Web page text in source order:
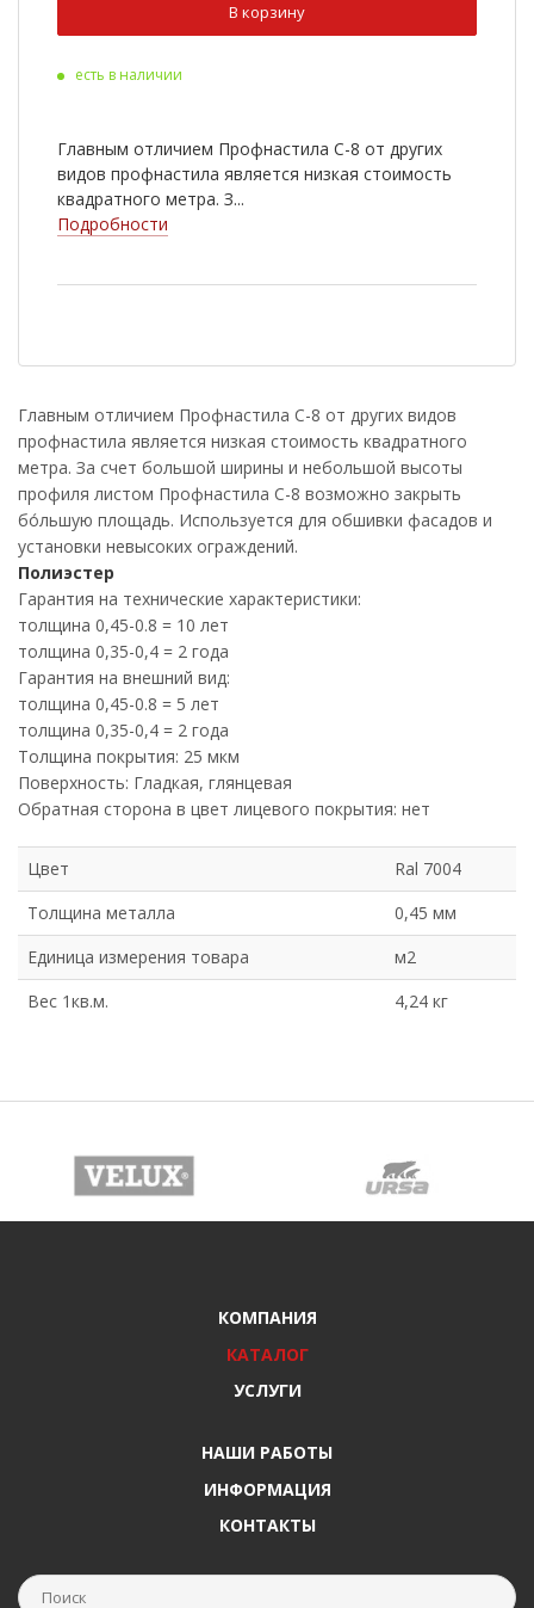
Ral 9003 Ral 6020
Ral 8022
Ral 5002 Ral 5021
Ral 6002
Ral 9006 Golden Dub
Cherry Wood
В корзину
есть в наличии
Главным отличием Профнастила С-8 от других
видов профнастила является низкая стоимость
квадратного метра. З...
Подробности
Главным отличием Профнастила С-8 от других видов
профнастила является низкая стоимость квадратного
метра. За счет большой ширины и небольшой высоты
профиля листом Профнастила С-8 возможно закрыть
бо́льшую площадь. Используется для обшивки фасадов и
установки невысоких ограждений.
Полиэстер
Гарантия на технические характеристики:
толщина 0,45-0.8 = 10 лет
толщина 0,35-0,4 = 2 года
Гарантия на внешний вид:
толщина 0,45-0.8 = 5 лет
толщина 0,35-0,4 = 2 года
Толщина покрытия: 25 мкм
Поверхность: Гладкая, глянцевая
Обратная сторона в цвет лицевого покрытия: нет
Цвет
Ral 7004
Толщина металла
0,45 мм
Единица измерения товара
м2
Вес 1кв.м.
4,24 кг
КОМПАНИЯ
КАТАЛОГ
УСЛУГИ
НАШИ РАБОТЫ
ИНФОРМАЦИЯ
КОНТАКТЫ